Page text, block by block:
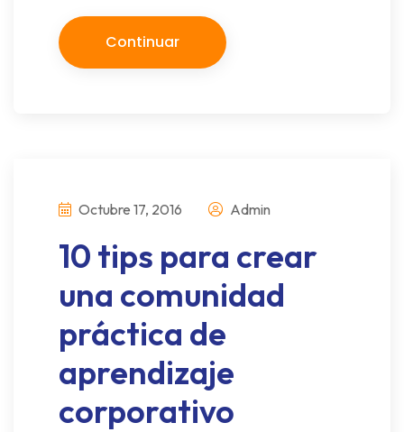
Continuar
Octubre 17, 2016 Admin
10 tips para crear
una comunidad
práctica de
aprendizaje
corporativo